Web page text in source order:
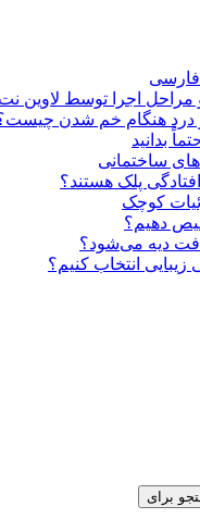
فارسی
اجرا توسط لاوین نت
و درد هنگام خم شدن
بدانید
ساختمانی
پلک هستند؟
کوچک
دهیم؟
دیه می‌شود؟
انتخاب کنیم؟
برای